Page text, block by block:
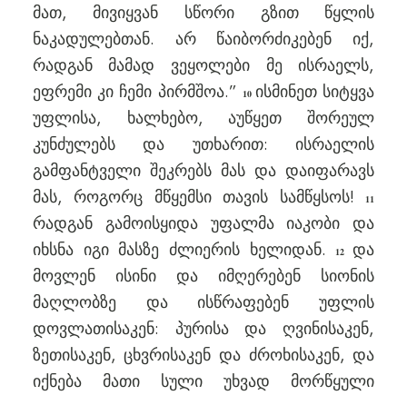
მათ, მივიყვან სწორი გზით წყლის
ნაკადულებთან. არ წაიბორძიკებენ იქ,
რადგან მამად ვეყოლები მე ისრაელს,
ეფრემი კი ჩემი პირმშოა.”
10 ისმინეთ სიტყვა
უფლისა, ხალხებო, აუწყეთ შორეულ
კუნძულებს და უთხარით: ისრაელის
გამფანტველი შეკრებს მას და დაიფარავს
მას, როგორც მწყემსი თავის სამწყსოს!
11
რადგან გამოისყიდა უფალმა იაკობი და
იხსნა იგი მასზე ძლიერის ხელიდან.
12 და
მოვლენ ისინი და იმღერებენ სიონის
მაღლობზე და ისწრაფებენ უფლის
დოვლათისაკენ: პურისა და ღვინისაკენ,
ზეთისაკენ, ცხვრისაკენ და ძროხისაკენ, და
იქნება მათი სული უხვად მორწყული